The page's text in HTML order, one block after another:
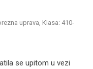
uprava, Klasa: 410-
se upitom u vezi